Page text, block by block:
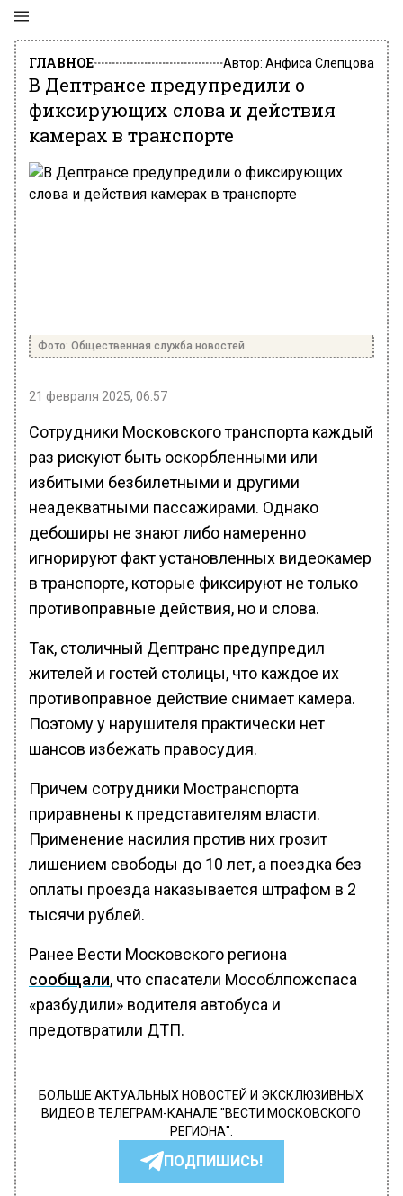
ГЛАВНОЕ Автор: Анфиса Слепцова
В Дептрансе предупредили о
фиксирующих слова и действия
камерах в транспорте
Фото: Общественная служба новостей
21 февраля 2025, 06:57
Сотрудники Московского транспорта каждый
раз рискуют быть оскорбленными или
избитыми безбилетными и другими
неадекватными пассажирами. Однако
дебоширы не знают либо намеренно
игнорируют факт установленных видеокамер
в транспорте, которые фиксируют не только
противоправные действия, но и слова.
Так, столичный Дептранс предупредил
жителей и гостей столицы, что каждое их
противоправное действие снимает камера.
Поэтому у нарушителя практически нет
шансов избежать правосудия.
Причем сотрудники Мостранспорта
приравнены к представителям власти.
Применение насилия против них грозит
лишением свободы до 10 лет, а поездка без
оплаты проезда наказывается штрафом в 2
тысячи рублей.
Ранее Вести Московского региона
сообщали, что спасатели Мособлпожспаса
«разбудили» водителя автобуса и
предотвратили ДТП.
БОЛЬШЕ АКТУАЛЬНЫХ НОВОСТЕЙ И ЭКСКЛЮЗИВНЫХ
ВИДЕО В ТЕЛЕГРАМ-КАНАЛЕ "ВЕСТИ МОСКОВСКОГО
РЕГИОНА".
ПОДПИШИСЬ!